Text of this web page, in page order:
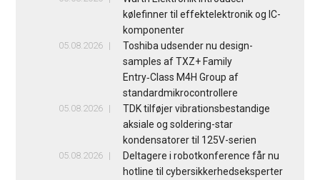
kølefinner til effektelektronik og IC-
komponenter
05.08.2026
Toshiba udsender nu design-
samples af TXZ+ Family
Entry‑Class M4H Group af
standardmikrocontrollere
05.08.2026
TDK tilføjer vibrationsbestandige
aksiale og soldering-star
kondensatorer til 125V-serien
05.08.2026
Deltagere i robotkonference får nu
hotline til cybersikkerhedseksperter